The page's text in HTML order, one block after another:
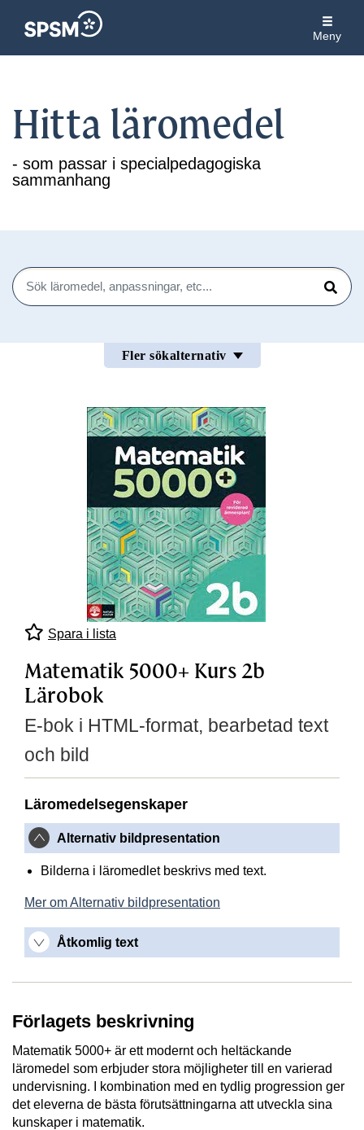
Meny
Hitta läromedel
- som passar i specialpedagogiska
sammanhang
Sök
Sök
Fler sökalternativ
Spara i lista
Matematik 5000+ Kurs 2b
Lärobok
E-bok i HTML-format, bearbetad text
och bild
Läromedelsegenskaper
Alternativ bildpresentation
Bilderna i läromedlet beskrivs med text.
Mer om Alternativ bildpresentation
Åtkomlig text
Förlagets beskrivning
Matematik 5000+ är ett modernt och heltäckande
läromedel som erbjuder stora möjligheter till en varierad
undervisning. I kombination med en tydlig progression ger
det eleverna de bästa förutsättningarna att utveckla sina
kunskaper i matematik.